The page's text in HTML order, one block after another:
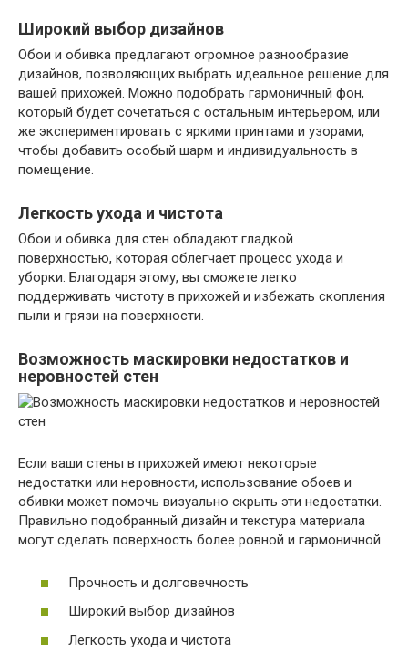
Широкий выбор дизайнов
Обои и обивка предлагают огромное разнообразие
дизайнов, позволяющих выбрать идеальное решение для
вашей прихожей. Можно подобрать гармоничный фон,
который будет сочетаться с остальным интерьером, или
же экспериментировать с яркими принтами и узорами,
чтобы добавить особый шарм и индивидуальность в
помещение.
Легкость ухода и чистота
Обои и обивка для стен обладают гладкой
поверхностью, которая облегчает процесс ухода и
уборки. Благодаря этому, вы сможете легко
поддерживать чистоту в прихожей и избежать скопления
пыли и грязи на поверхности.
Возможность маскировки недостатков и
неровностей стен
Если ваши стены в прихожей имеют некоторые
недостатки или неровности, использование обоев и
обивки может помочь визуально скрыть эти недостатки.
Правильно подобранный дизайн и текстура материала
могут сделать поверхность более ровной и гармоничной.
Прочность и долговечность
Широкий выбор дизайнов
Легкость ухода и чистота